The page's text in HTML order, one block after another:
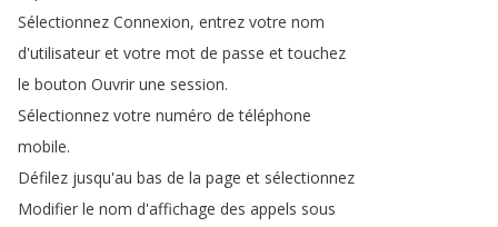
Sélectionnez Connexion, entrez votre nom
d'utilisateur et votre mot de passe et touchez
le bouton Ouvrir une session.
Sélectionnez votre numéro de téléphone
mobile.
Défilez jusqu'au bas de la page et sélectionnez
Modifier le nom d'affichage des appels sous